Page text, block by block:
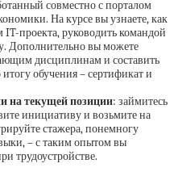
совместно с порталом
На курсе вы узнаете, как
IT-проекта, руководить командой
Дополнительно вы можете
дисциплинам и составить
обучения – сертификат и
на текущей позиции: займитесь
инициативу и возьмите на
стажера, понемногу
– с таким опытом вы
трудоустройстве.